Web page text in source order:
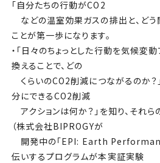
「自分たちの行動がCO2
などの温室効果ガスの排出と、どう
ことが第一歩になります。
・「日々のちょっとした行動を気候変
換えることで、どの
くらいのCO2削減につながるのか？
分にできるCO2削減
アクションは何か？」を知り、それ
（株式会社BIPROGYが
開発中の「EPI: Earth
伝いするプログラムが本実証実験